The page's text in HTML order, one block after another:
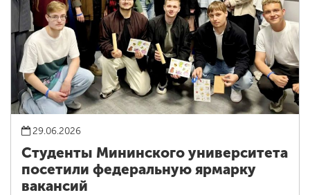
29.06.2026
Студенты Мининского университета
посетили федеральную ярмарку
вакансий